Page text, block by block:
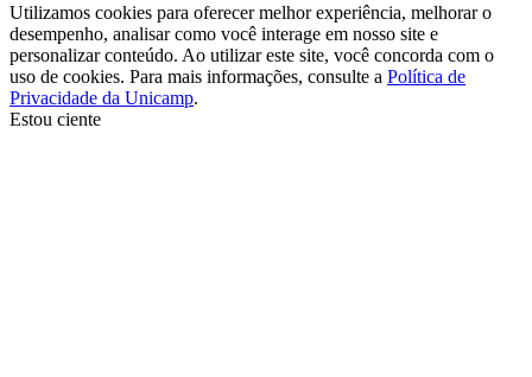
Utilizamos cookies para oferecer melhor experiência, melhorar o
desempenho, analisar como você interage em nosso site e
personalizar conteúdo. Ao utilizar este site, você concorda com o
uso de cookies. Para mais informações, consulte a Política de
Privacidade da Unicamp.
Estou ciente